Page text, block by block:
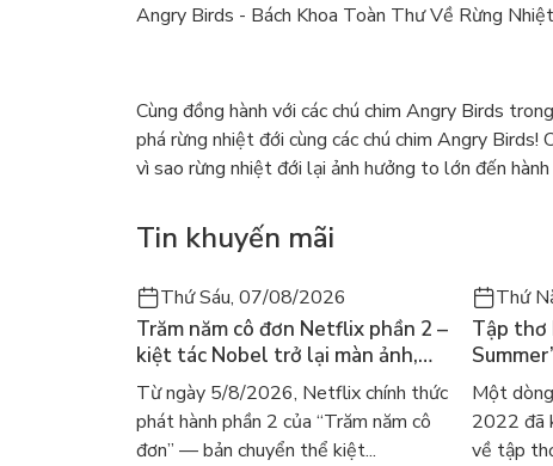
Angry Birds - Bách Khoa Toàn Thư Về Rừng
Cùng đồng hành với các chú chim Angry Birds
phá rừng nhiệt đới cùng các chú chim Angry Birds!
vì sao rừng nhiệt đới lại ảnh hưởng to lớn đến
Tin khuyến mãi
Thứ Sáu, 07/08/2026
Trăm năm cô đơn Netflix phần 2 –
kiệt tác Nobel trở lại màn ảnh,
dòng người tìm đọc lại García
Márquez
Từ ngày 5/8/2026, Netflix chính thức
phát hành phần 2 của “Trăm năm cô
đơn” — bản chuyển thể kiệt...
Thứ
Tập thơ
ra mắt
gây sốt
Một
2022 đã
về tập